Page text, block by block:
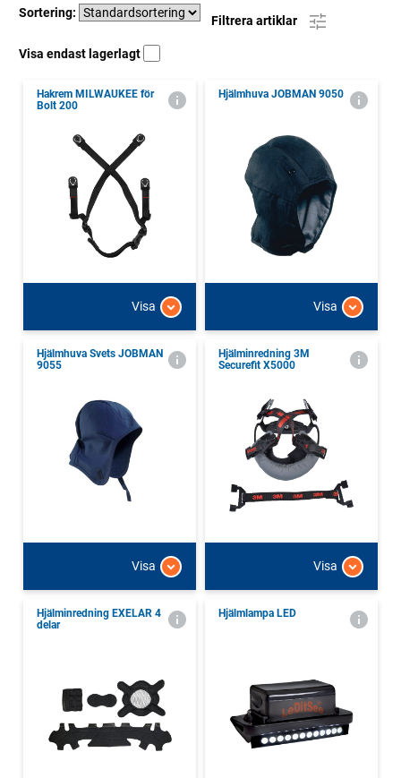
Sortering:
Filtrera artiklar
Visa endast lagerlagt
Hakrem MILWAUKEE för
Bolt 200
Visa
Hjälmhuva JOBMAN 9050
Visa
Hjälmhuva Svets JOBMAN
9055
Visa
Hjälminredning 3M
Securefit X5000
Visa
Hjälminredning EXELAR 4
delar
Hjälmlampa LED